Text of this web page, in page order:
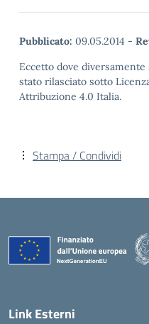
Pubblicato: 09.05.2014 -
Eccetto dove
stato rilasciato sotto
Attribuzione 4.0 Italia.
Stampa / Condividi
Link Esterni